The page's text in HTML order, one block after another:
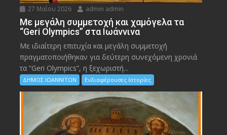
27 Μαΐου 2026 admin admin
Με μεγάλη συμμετοχή και χαμόγελα τα
“Geri Olympics” στα Ιωάννινα
Με ιδιαίτερη επιτυχία και μεγάλη συμμετοχή
πραγματοποιήθηκαν για δεύτερη συνεχόμενη χρονιά
τα “Geri Olympics”, η ξεχωριστή...
ΔΗΜΟΣ ΙΩΑΝΝΙΤΩΝ Ενδιαφέρουσες Ιστορίες